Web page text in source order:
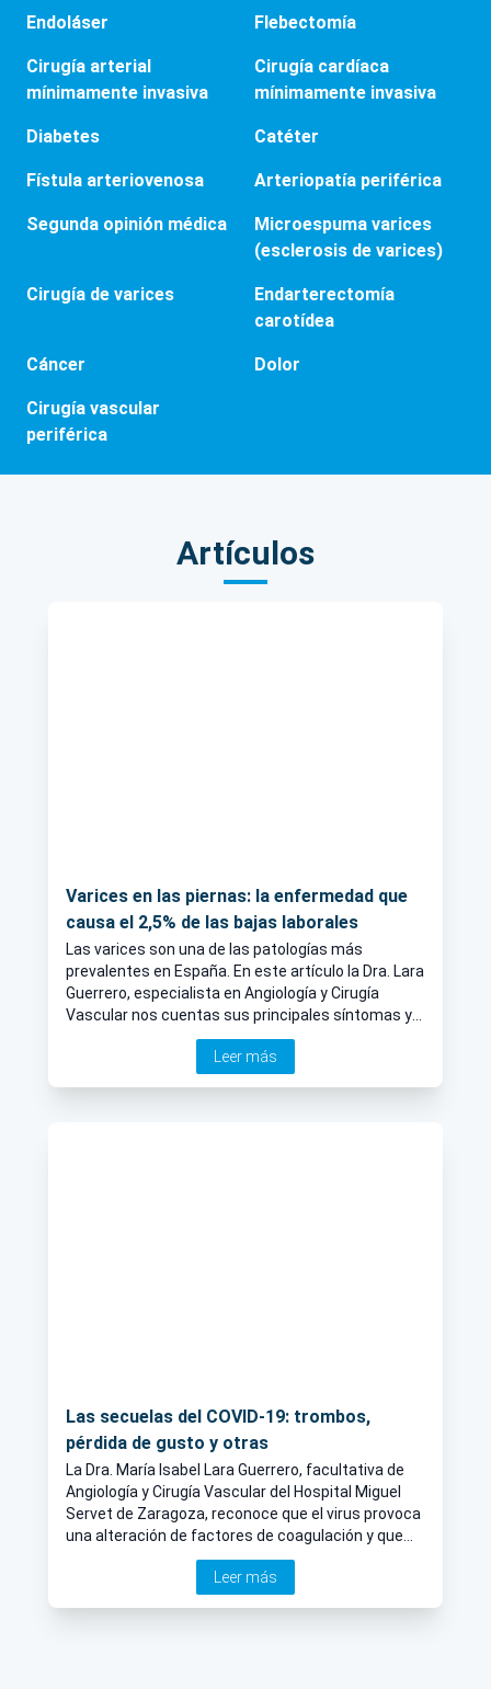
Endoláser Flebectomía
Cirugía arterial
mínimamente invasiva
Cirugía cardíaca
mínimamente invasiva
Diabetes Catéter
Fístula arteriovenosa Arteriopatía periférica
Segunda opinión médica
Microespuma varices
(esclerosis de varices)
Cirugía de varices
Endarterectomía
carotídea
Cáncer Dolor
Cirugía vascular
periférica
Artículos
Varices en las piernas: la enfermedad que
causa el 2,5% de las bajas laborales
Las varices son una de las patologías más
prevalentes en España. En este artículo la Dra. Lara
Guerrero, especialista en Angiología y Cirugía
Vascular nos cuentas sus principales síntomas y
cuándo es necesario acudir a un especialista.
Leer más
Las secuelas del COVID-19: trombos,
pérdida de gusto y otras
La Dra. María Isabel Lara Guerrero, facultativa de
Angiología y Cirugía Vascular del Hospital Miguel
Servet de Zaragoza, reconoce que el virus provoca
una alteración de factores de coagulación y que
puede favorecer la formación de trombos en la
Leer más